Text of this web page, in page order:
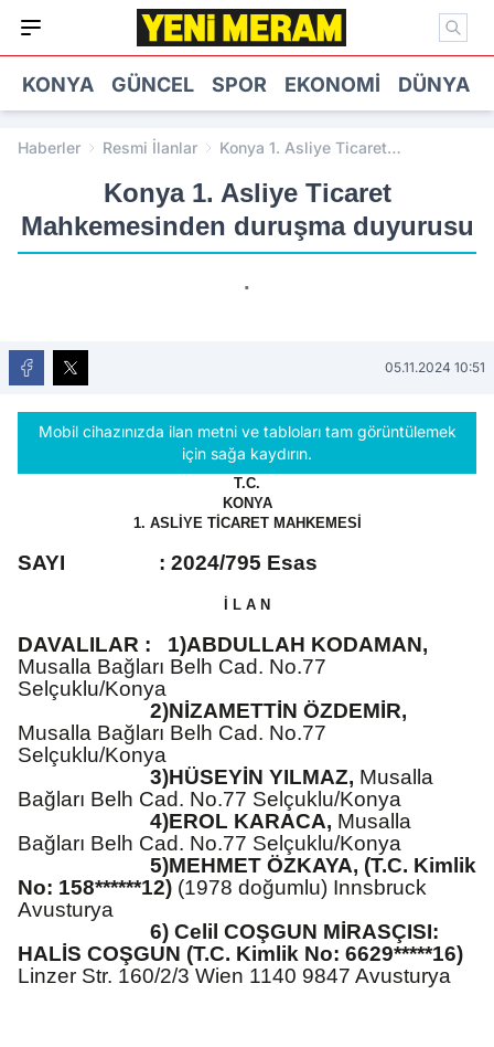
KONYA GÜNCEL SPOR EKONOMI DÜNYA
Haberler Resmi İlanlar
Konya 1. Asliye Ticaret
duyurusu
Konya 1. Asliye Ticaret
Mahkemesinden duruşma duyurusu
.
05.11.2024 10:51
Mobil cihazınızda ilan metni ve tabloları tam görüntülemek
için sağa kaydırın.
T.C.
KONYA
1. ASLİYE TİCARET MAHKEMESİ
SAYI : 2024/795 Esas
İ L A N
DAVALILAR :
1)ABDULLAH KODAMAN,
Musalla Bağları Belh Cad. No.77
Selçuklu/Konya
2)NİZAMETTİN ÖZDEMİR,
Musalla Bağları Belh Cad. No.77
Selçuklu/Konya
3)HÜSEYİN YILMAZ, Musalla
Bağları Belh Cad. No.77 Selçuklu/Konya
4)EROL KARACA, Musalla
Bağları Belh Cad. No.77 Selçuklu/Konya
5)MEHMET ÖZKAYA, (T.C. Kimlik
No: 158******12) (1978 doğumlu) Innsbruck
Avusturya
6) Celil COŞGUN MİRASÇISI:
HALİS COŞGUN (T.C. Kimlik No: 6629*****16)
Linzer Str. 160/2/3 Wien 1140 9847 Avusturya